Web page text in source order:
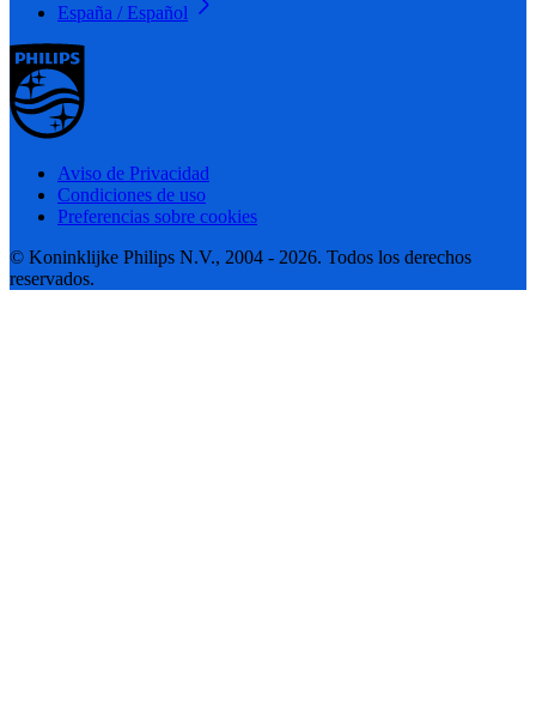
España / Español
Aviso de Privacidad
Condiciones de uso
Preferencias sobre cookies
© Koninklijke Philips N.V., 2004 - 2026. Todos los derechos
reservados.